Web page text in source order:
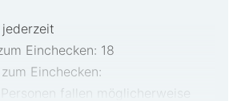
Einchecken: 18
Einchecken:
fallen möglicherweise